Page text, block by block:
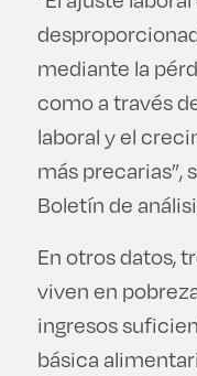
mediante la
como a través
laboral y el
más precarias”,
Boletín de
En otros datos,
viven en
ingresos
básica